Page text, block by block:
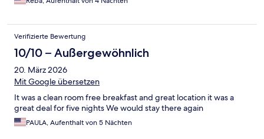
Verifizierte Bewertung
10/10 – Außergewöhnlich
20. März 2026
Mit Google übersetzen
It was a clean room free breakfast and great location it was a
great deal for five nights We would stay there again
PAULA, Aufenthalt von 5 Nächten